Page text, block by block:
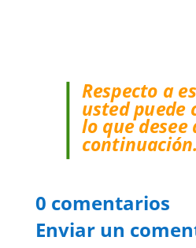
Respecto a
usted puede
lo que desee
0 comentarios
Enviar un